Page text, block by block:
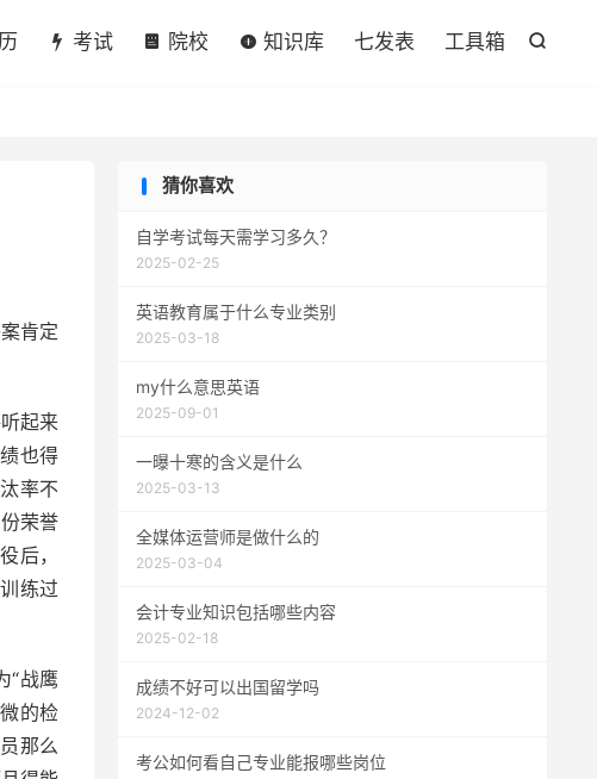

考试 院校 知识库 七发表 工具箱
肯定
起来
也得
率不
荣誉
后，
练过
“战鹰
的检
那么
猜你喜欢
自学考试每天需学习多久？
2025-02-25
英语教育属于什么专业类别
2025-03-18
my什么意思英语
2025-09-01
一曝十寒的含义是什么
2025-03-13
全媒体运营师是做什么的
2025-03-04
会计专业知识包括哪些内容
2025-02-18
成绩不好可以出国留学吗
2024-12-02
考公如何看自己专业能报哪些岗位